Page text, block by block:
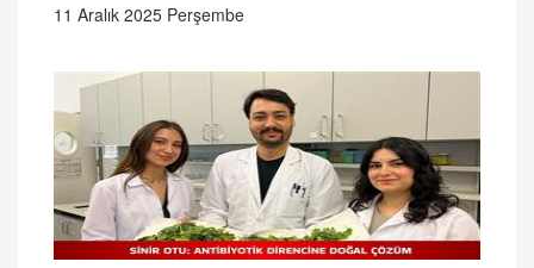
11 Aralık 2025 Perşembe